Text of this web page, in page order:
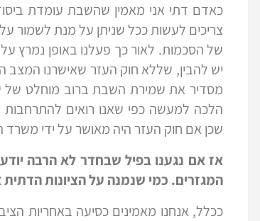
כאדם דתי אני מאמין שהשבת עומדת
צריכים לעשות ככל שניתן על מנת לשמור
של הסכמות. לאור כך פעלנו באופן נמרץ
יש להבין, שללא חוק העזר שאישרנו
מסדיר את שמירת השבת ברוב מוחלט של
הלכה למעשה כפי שאנו רואים
שכן אם חוק העזר היה מאושר על ידי
אז אם נגענו בפיל שבחדר לא הרבה
המגזרים. כמי שנמנה על הציונות הדתית
ככלל, אנחנו מאמינים כסיעה באחריות